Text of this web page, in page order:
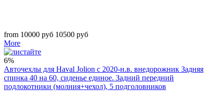
from 10000 руб 10500 руб
More
6%
Авточехлы для Haval Jolion с 2020-н.в. внедорожник Задняя
спинка 40 на 60, сиденье единое. Задний передний
подлокотники (молния+чехол), 5 подголовников